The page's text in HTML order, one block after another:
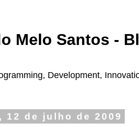
Melo Santos -
Development,
12 de julho de 2009